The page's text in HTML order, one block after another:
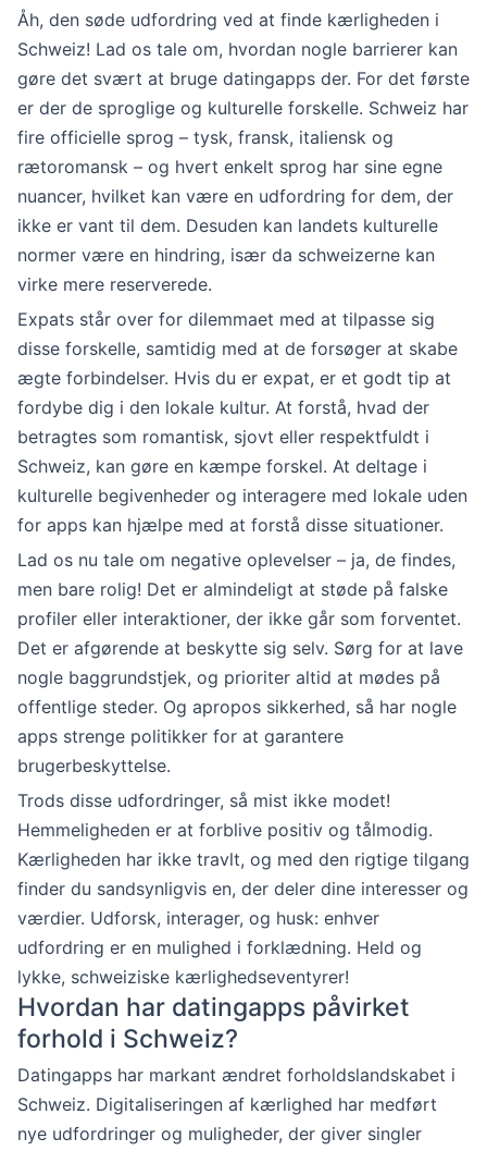
Åh, den søde udfordring ved at finde kærligheden i
Schweiz! Lad os tale om, hvordan nogle barrierer kan
gøre det svært at bruge datingapps der. For det første
er der de sproglige og kulturelle forskelle. Schweiz har
fire officielle sprog – tysk, fransk, italiensk og
rætoromansk – og hvert enkelt sprog har sine egne
nuancer, hvilket kan være en udfordring for dem, der
ikke er vant til dem. Desuden kan landets kulturelle
normer være en hindring, især da schweizerne kan
virke mere reserverede.
Expats står over for dilemmaet med at tilpasse sig
disse forskelle, samtidig med at de forsøger at skabe
ægte forbindelser. Hvis du er expat, er et godt tip at
fordybe dig i den lokale kultur. At forstå, hvad der
betragtes som romantisk, sjovt eller respektfuldt i
Schweiz, kan gøre en kæmpe forskel. At deltage i
kulturelle begivenheder og interagere med lokale uden
for apps kan hjælpe med at forstå disse situationer.
Lad os nu tale om negative oplevelser – ja, de findes,
men bare rolig! Det er almindeligt at støde på falske
profiler eller interaktioner, der ikke går som forventet.
Det er afgørende at beskytte sig selv. Sørg for at lave
nogle baggrundstjek, og prioriter altid at mødes på
offentlige steder. Og apropos sikkerhed, så har nogle
apps strenge politikker for at garantere
brugerbeskyttelse.
Trods disse udfordringer, så mist ikke modet!
Hemmeligheden er at forblive positiv og tålmodig.
Kærligheden har ikke travlt, og med den rigtige tilgang
finder du sandsynligvis en, der deler dine interesser og
værdier. Udforsk, interager, og husk: enhver
udfordring er en mulighed i forklædning. Held og
lykke, schweiziske kærlighedseventyrer!
Hvordan har datingapps påvirket
forhold i Schweiz?
Datingapps har markant ændret forholdslandskabet i
Schweiz. Digitaliseringen af kærlighed har medført
nye udfordringer og muligheder, der giver singler